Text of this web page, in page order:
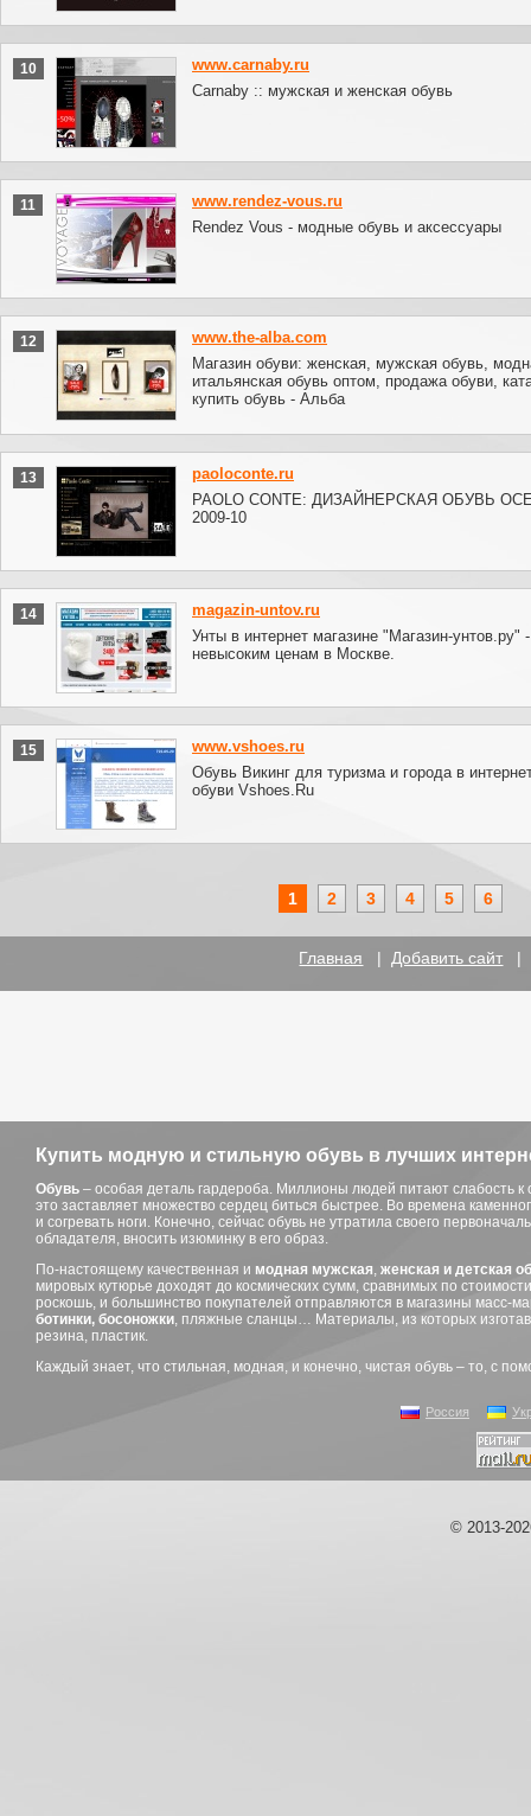
10
www.carnaby.ru
Carnaby :: мужская и женская обувь
11
www.rendez-vous.ru
Rendez Vous - модные обувь и аксессуары
12
www.the-alba.com
Магазин обуви: женская, мужская обувь,
итальянская обувь оптом, продажа обуви,
купить обувь - Альба
13
paoloconte.ru
PAOLO CONTE: ДИЗАЙНЕРСКАЯ ОБУВЬ
2009-10
14
magazin-untov.ru
Унты в интернет магазине "Магазин-унтов.ру"
невысоким ценам в Москве.
15
www.vshoes.ru
Обувь Викинг для туризма и города в
обуви Vshoes.Ru
1 2 3 4 5 6
Главная | Добавить сайт |
Купить модную и стильную обувь в лучших
Обувь – особая деталь гардероба. Миллионы людей питают слабость к
это заставляет множество сердец биться быстрее. Во времена
и согревать ноги. Конечно, сейчас обувь не утратила своего
обладателя, вносить изюминку в его образ.
По-настоящему качественная и модная мужская, женская и детская
мировых кутюрье доходят до космических сумм, сравнимых по
роскошь, и большинство покупателей отправляются в магазины масс-
ботинки, босоножки, пляжные сланцы… Материалы, из которых
резина, пластик.
Каждый знает, что стильная, модная, и конечно, чистая обувь – то, с
Россия
© 2013-